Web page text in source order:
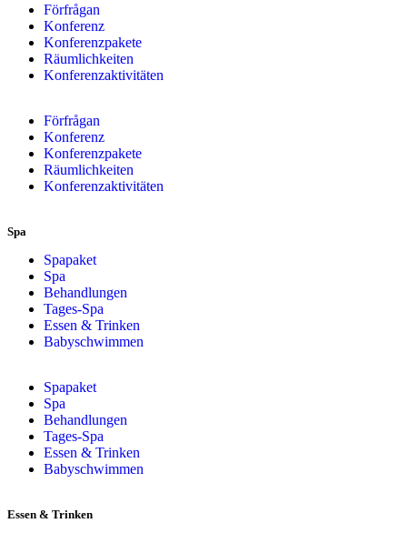
Förfrågan
Konferenz
Konferenzpakete
Räumlichkeiten
Konferenzaktivitäten
Förfrågan
Konferenz
Konferenzpakete
Räumlichkeiten
Konferenzaktivitäten
Spa
Spapaket
Spa
Behandlungen
Tages-Spa
Essen & Trinken
Babyschwimmen
Spapaket
Spa
Behandlungen
Tages-Spa
Essen & Trinken
Babyschwimmen
Essen & Trinken